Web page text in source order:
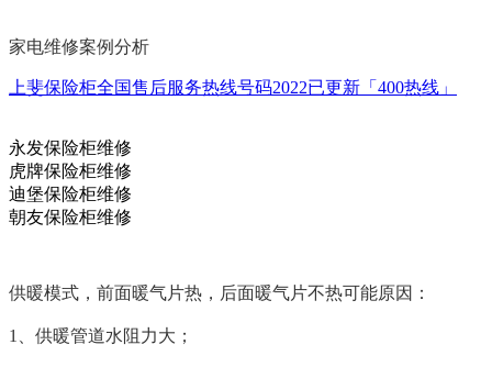
家电维修案例分析
上斐保险柜全国售后服务热线号码2022已更新「400热线」
永发保险柜维修
虎牌保险柜维修
迪堡保险柜维修
朝友保险柜维修
供暖模式，前面暖气片热，后面暖气片不热可能原因：
1、供暖管道水阻力大；